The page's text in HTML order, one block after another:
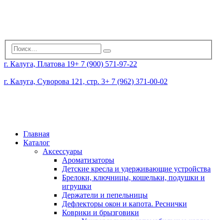
г. Калуга, Платова 19+ 7 (900) 571-97-22
г. Калуга, Суворова 121, стр. 3+ 7 (962) 371-00-02
Главная
Каталог
Аксессуары
Ароматизаторы
Детские кресла и удерживающие устройства
Брелоки, ключницы, кошельки, подушки и
игрушки
Держатели и пепельницы
Дефлекторы окон и капота. Реснички
Коврики и брызговики